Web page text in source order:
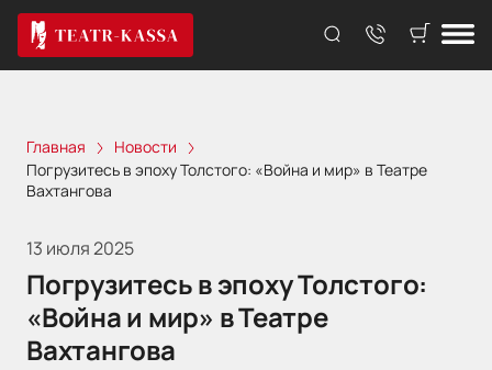
Главная
Новости
Погрузитесь в эпоху Толстого: «Война и мир» в Театре
Вахтангова
13 июля 2025
Погрузитесь в эпоху Толстого:
«Война и мир» в Театре
Вахтангова